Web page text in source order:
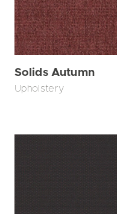
Solids Autumn
Upholstery